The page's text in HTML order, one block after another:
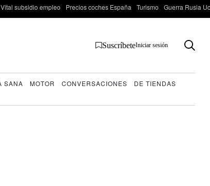
subsidio empleo Precios coches España Turismo Guerra Rusia
SuscríbeteIniciar sesión
SANA MOTOR CONVERSACIONES
DE TIENDAS